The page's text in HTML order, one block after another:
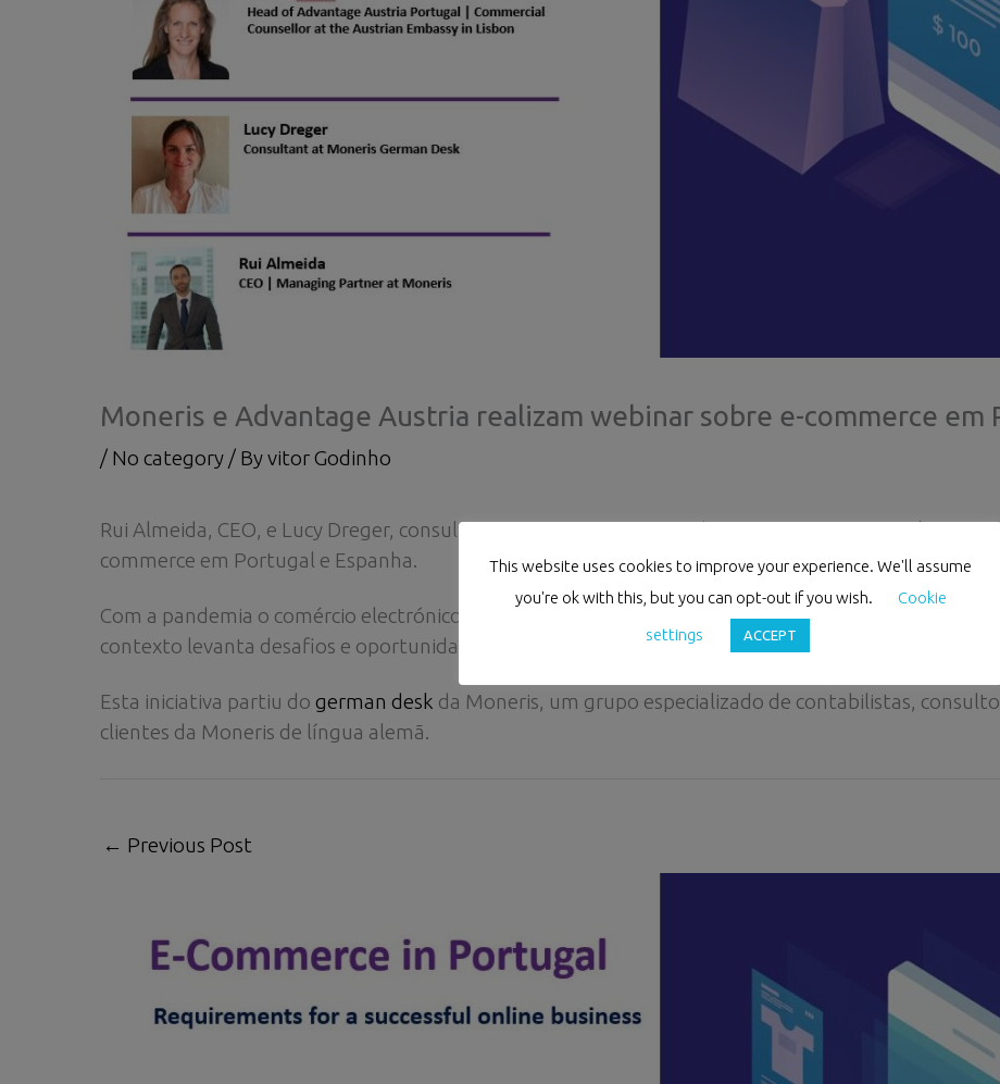
Moneris e Advantage Austria realizam webinar sobre e-commerce em
/ No category/ Byvitor Godinho
Rui Almeida, CEO, e Lucy Dreger, consultora, participaram num webinar conjunto com o
commerce em Portugal e Espanha.
Com a pandemia o comércio electrónico desempenha um papel cada vez mais relevante no dia a
contexto levanta desafios e oportunidades transversais aos mercados e organizações.
Esta iniciativa partiu do german desk da Moneris, um grupo especializado de contabilistas,
clientes da Moneris de língua alemã.
← Previous Post
This website uses cookies to improve your experience. We'll assume
you're ok with this, but you can opt-out if you wish.
Cookie
settings
ACCEPT